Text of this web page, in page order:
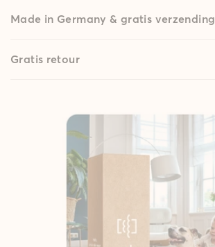
Made in Germany & gratis verzending
Gratis retour